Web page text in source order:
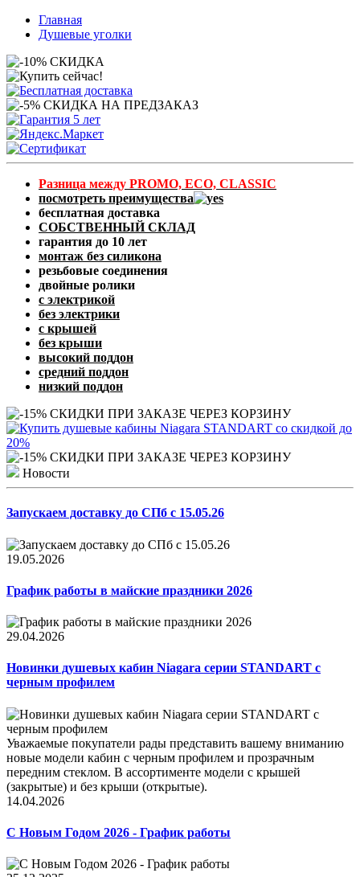
Главная
Душевые уголки
Разница между PROMO, ECO, CLASSIC
посмотреть преимущества
бесплатная доставка
СОБСТВЕННЫЙ СКЛАД
гарантия до 10 лет
монтаж без силикона
резьбовые соединения
двойные ролики
с электрикой
без электрики
с крышей
без крыши
высокий поддон
средний поддон
низкий поддон
Новости
Запускаем доставку до СПб с 15.05.26
19.05.2026
График работы в майские праздники 2026
29.04.2026
Новинки душевых кабин Niagara серии STANDART с
черным профилем
Уважаемые покупатели рады представить вашему вниманию
новые модели кабин с черным профилем и прозрачным
передним стеклом. В ассортименте модели с крышей
(закрытые) и без крыши (открытые).
14.04.2026
С Новым Годом 2026 - График работы